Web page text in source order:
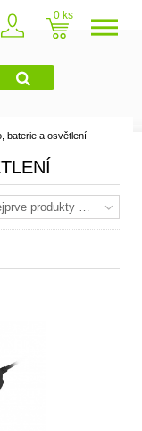
0
baterie a osvětlení
Nejprve produkty skladem